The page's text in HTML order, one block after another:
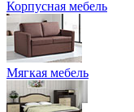
Корпусная мебель
Мягкая мебель